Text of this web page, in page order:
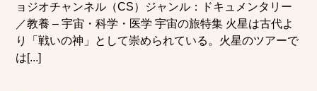
ョジオチャンネル（CS）ジャンル：ドキュメンタリー
／教養 – 宇宙・科学・医学 宇宙の旅特集 火星は古代よ
り「戦いの神」として崇められている。火星のツアーで
は[...]